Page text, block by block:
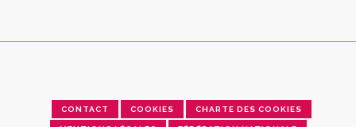
CONTACT COOKIES CHARTE DES COOKIES